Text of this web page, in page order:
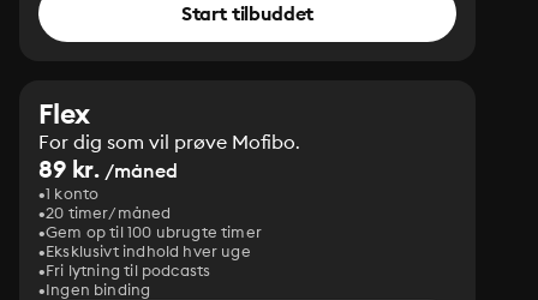
Start tilbuddet
Flex
For dig som vil prøve Mofibo.
89 kr. /måned
1 konto
20 timer/måned
Gem op til 100 ubrugte timer
Eksklusivt indhold hver uge
Fri lytning til podcasts
Ingen binding